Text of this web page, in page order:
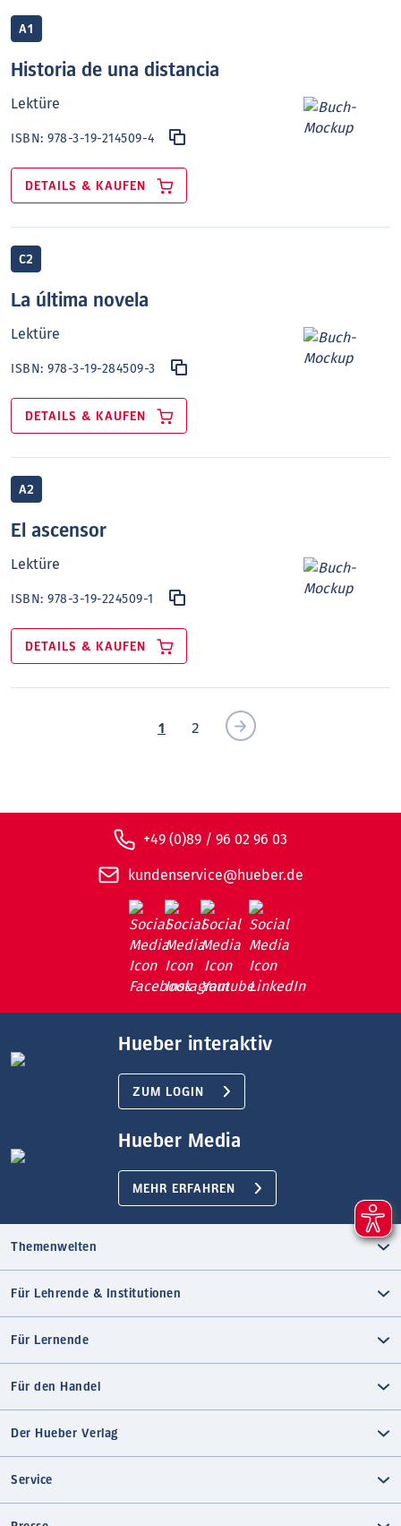
A1
Historia de una distancia
Lektüre
ISBN:978-3-19-214509-4
DETAILS & KAUFEN
C2
La última novela
Lektüre
ISBN:978-3-19-284509-3
DETAILS & KAUFEN
A2
El ascensor
Lektüre
ISBN:978-3-19-224509-1
DETAILS & KAUFEN
1 2
+49 (0)89 / 96 02 96 03
kundenservice@hueber.de
Hueber interaktiv
ZUM LOGIN
Hueber Media
MEHR ERFAHREN
Themenwelten
Für Lehrende & Institutionen
Für Lernende
Für den Handel
Der Hueber Verlag
Service